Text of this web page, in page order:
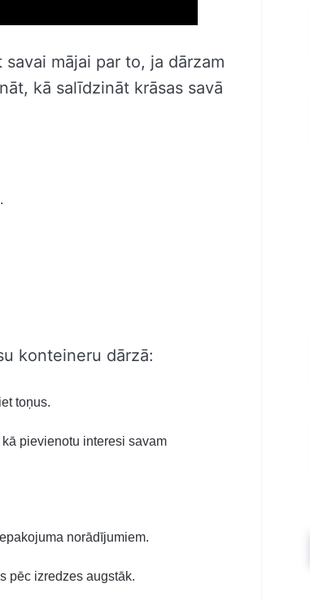
mājai par to, ja dārzam
kā salīdzināt krāsas savā
konteineru dārzā:
toņus.
pievienotu interesi savam
norādījumiem.
pēc izredzes augstāk.